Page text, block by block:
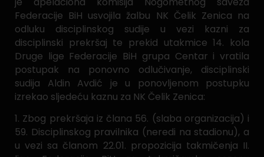
Federacije BiH usvojila žalbu NK Čelik Zenica na
odluku disciplinskog sudije u vezi kazni za
disciplinski prekršaj te prekid utakmice 14. kola
Druge lige Federacije BiH grupa Centar i vratila
postupak na ponovno odlučivanje, disciplinski
sudija Aldin Avdić je u ponovljenom postupku
izrekao sljedeću kaznu za NK Čelik Zenica:
1. Zbog prekršaja iz člana 56. (slaba organizacija) i
59. Disciplinskog pravilnika (neredi na stadionu), a
u vezi sa članom 22.01. propozicija takmičenja II.